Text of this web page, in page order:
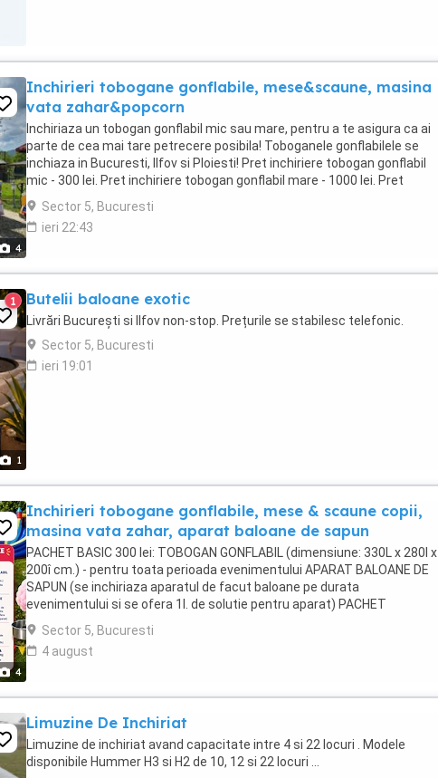
4
Inchirieri tobogane gonflabile, mese&scaune, masina
vata zahar&popcorn
Inchiriaza un tobogan gonflabil mic sau mare, pentru a te asigura ca ai
parte de cea mai tare petrecere posibila! Toboganele gonflabilele se
inchiaza in Bucuresti, Ilfov si Ploiesti! Pret inchiriere tobogan gonflabil
mic - 300 lei. Pret inchiriere tobogan gonflabil mare - 1000 lei. Pret
inchiriere mese ...
Sector 5, Bucuresti
ieri 22:43
1
1 Butelii baloane exotic
Livrări București si Ilfov non-stop. Prețurile se stabilesc telefonic.
Sector 5, Bucuresti
ieri 19:01
4
Inchirieri tobogane gonflabile, mese & scaune copii,
masina vata zahar, aparat baloane de sapun
PACHET BASIC 300 lei: TOBOGAN GONFLABIL (dimensiune: 330L x 280l x
200î cm.) - pentru toata perioada evenimentului APARAT BALOANE DE
SAPUN (se inchiriaza aparatul de facut baloane pe durata
evenimentului si se ofera 1l. de solutie pentru aparat) PACHET
PREMIUM 700 lei: TOBOGAN GONFLABIL (dimensiune: ...
Sector 5, Bucuresti
4 august
Limuzine De Inchiriat
Limuzine de inchiriat avand capacitate intre 4 si 22 locuri . Modele
disponibile Hummer H3 si H2 de 10, 12 si 22 locuri ...